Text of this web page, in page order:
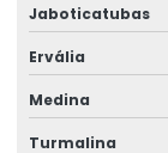
Perícia médica
Perícia médica
Perícia médica
Jaboticatubas
Ervália
Medina
Turmalina